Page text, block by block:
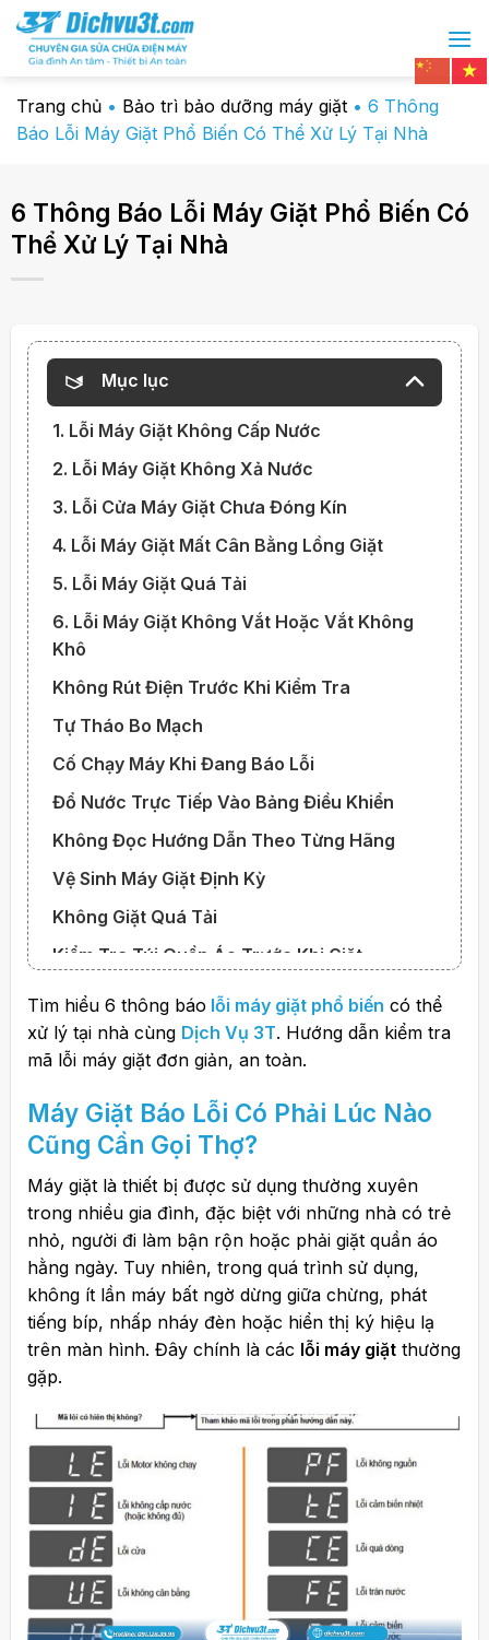
Chuyển
đến
dung
Trang chủ • Bảo trì bảo dưỡng máy giặt • 6 Thông
Báo Lỗi Máy Giặt Phổ Biến Có Thể Xử Lý Tại Nhà
6 Thông Báo Lỗi Máy Giặt Phổ Biến Có
Thể Xử Lý Tại Nhà
Mục lục
1. Lỗi Máy Giặt Không Cấp Nước
2. Lỗi Máy Giặt Không Xả Nước
3. Lỗi Cửa Máy Giặt Chưa Đóng Kín
4. Lỗi Máy Giặt Mất Cân Bằng Lồng Giặt
5. Lỗi Máy Giặt Quá Tải
6. Lỗi Máy Giặt Không Vắt Hoặc Vắt Không
Khô
Không Rút Điện Trước Khi Kiểm Tra
Tự Tháo Bo Mạch
Cố Chạy Máy Khi Đang Báo Lỗi
Đổ Nước Trực Tiếp Vào Bảng Điều Khiển
Không Đọc Hướng Dẫn Theo Từng Hãng
Vệ Sinh Máy Giặt Định Kỳ
Không Giặt Quá Tải
Kiểm Tra Túi Quần Áo Trước Khi Giặt
Đặt Máy Ở Nơi Bằng Phẳng
Kiểm Tra Nguồn Nước
Bảo Dưỡng Định Kỳ
Ưu điểm nổi bật:
Tìm hiểu 6 thông báo lỗi máy giặt phổ biến có thể
xử lý tại nhà cùng Dịch Vụ 3T. Hướng dẫn kiểm tra
mã lỗi máy giặt đơn giản, an toàn.
Máy Giặt Báo Lỗi Có Phải Lúc Nào
Cũng Cần Gọi Thợ?
Máy giặt là thiết bị được sử dụng thường xuyên
trong nhiều gia đình, đặc biệt với những nhà có trẻ
nhỏ, người đi làm bận rộn hoặc phải giặt quần áo
hằng ngày. Tuy nhiên, trong quá trình sử dụng,
không ít lần máy bất ngờ dừng giữa chừng, phát
tiếng bíp, nhấp nháy đèn hoặc hiển thị ký hiệu lạ
trên màn hình. Đây chính là các lỗi máy giặtthường
gặp.